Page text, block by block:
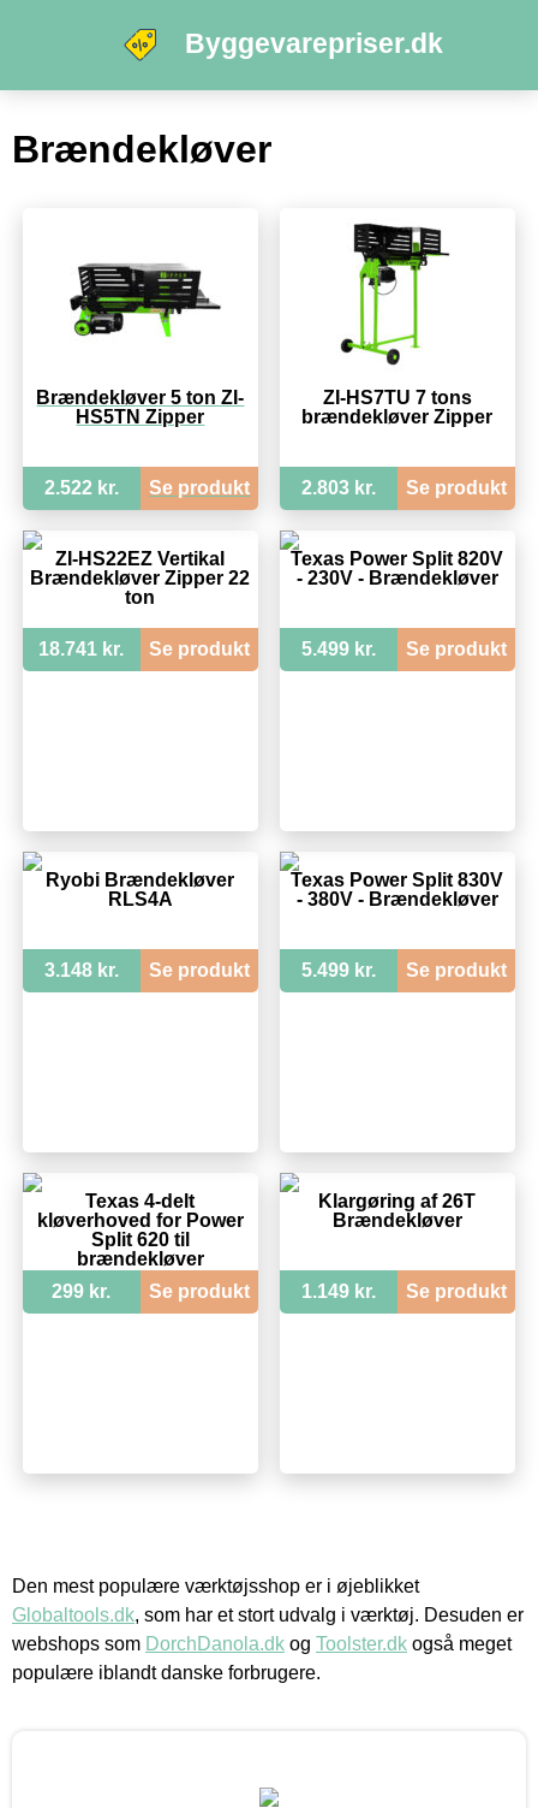
Byggevarepriser.dk
Brændekløver
Brændekløver 5 ton ZI-
HS5TN Zipper
2.522 kr. Se produkt
ZI-HS7TU 7 tons
brændekløver Zipper
2.803 kr. Se produkt
ZI-HS22EZ Vertikal
Brændekløver Zipper 22
ton
18.741 kr. Se produkt
Texas Power Split 820V
- 230V - Brændekløver
5.499 kr. Se produkt
Ryobi Brændekløver
RLS4A
3.148 kr. Se produkt
Texas Power Split 830V
- 380V - Brændekløver
5.499 kr. Se produkt
Texas 4-delt
kløverhoved for Power
Split 620 til
brændekløver
299 kr.
Se produkt
Klargøring af 26T
Brændekløver
1.149 kr. Se produkt
Den mest populære værktøjsshop er i øjeblikket
Globaltools.dk, som har et stort udvalg i værktøj. Desuden er
webshops som DorchDanola.dk og Toolster.dk også meget
populære iblandt danske forbrugere.